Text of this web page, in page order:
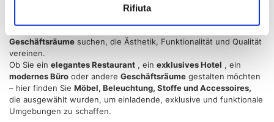
raccogliere informazioni sulla tua posizione
geografica, con un'approssimazione di qualche
metro,
attivamente alla ricerca di caratteristiche specifiche
(impronte digitali).
Approfondisci come vengono elaborati i tuoi dati personali
e imposta le tue preferenze nella
Rifiuta
Geschäftsräume suchen, die Ästhetik, Funktionalität und Qualität
vereinen.
Ob Sie ein elegantes Restaurant , ein exklusives Hotel , ein
modernes Büro oder andere Geschäftsräume gestalten möchten
– hier finden Sie Möbel, Beleuchtung, Stoffe und Accessoires,
die ausgewählt wurden, um einladende, exklusive und funktionale
Umgebungen zu schaffen.